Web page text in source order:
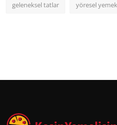
geleneksel tatlar yöresel